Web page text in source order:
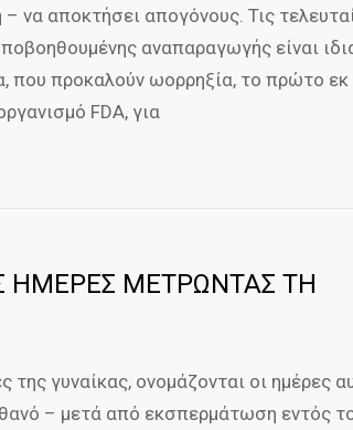
να αποκτήσει απογόνους. Τις
αναπαραγωγής είναι
που προκαλούν ωορρηξία, το πρώτο
FDA, για
ΗΜΕΡΕΣ ΜΕΤΡΩΝΤΑΣ ΤΗ
της γυναίκας, ονομάζονται οι ημέρες
– μετά από εκσπερμάτωση εντός